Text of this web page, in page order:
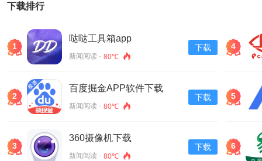
下载排行
1
哒哒工具箱app
新闻阅读 · 80℃
下载
2
百度掘金APP软件下载
新闻阅读 · 80℃
下载
3
360摄像机下载
新闻阅读 · 80℃
下载
4
5
6